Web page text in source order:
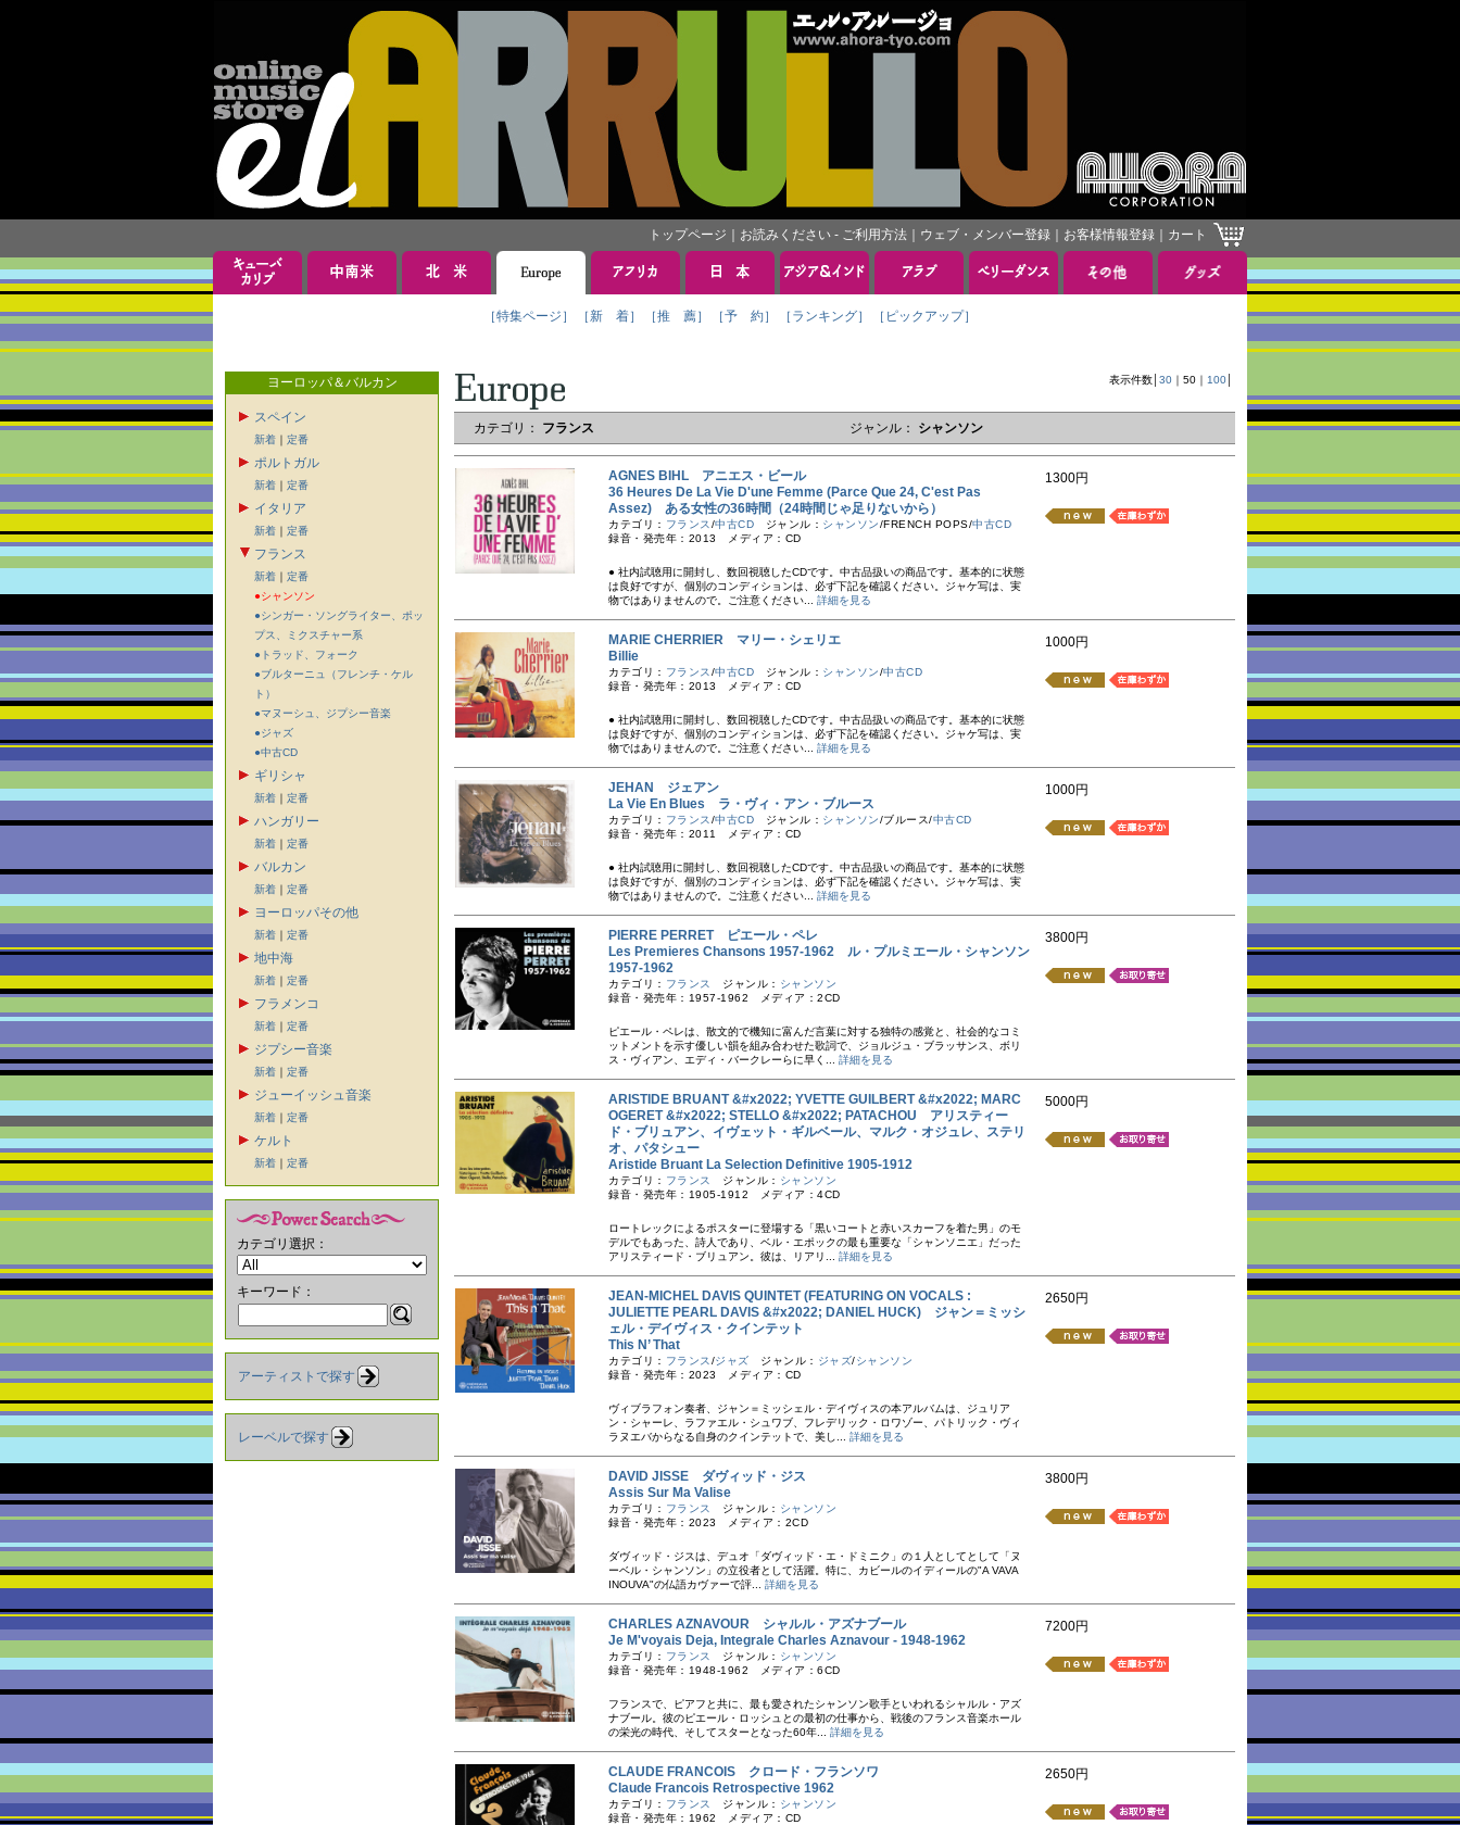
トップページ お読みください - ご利用方法 ウェブ・メンバー登録 お客様情報登録 カート
［特集ページ］ ［新 着］ ［推 薦］ ［予 約］ ［ランキング］ ［ピックアップ］
ヨーロッパ＆バルカン
スペイン
新着 ｜ 定番
ポルトガル
新着 ｜ 定番
イタリア
新着 ｜ 定番
フランス
新着 ｜ 定番
●シャンソン
●シンガー・ソングライター、ポッ
プス、ミクスチャー系
●トラッド、フォーク
●ブルターニュ（フレンチ・ケル
ト）
●マヌーシュ、ジプシー音楽
●ジャズ
●中古CD
ギリシャ
新着 ｜ 定番
ハンガリー
新着 ｜ 定番
バルカン
新着 ｜ 定番
ヨーロッパその他
新着 ｜ 定番
地中海
新着 ｜ 定番
フラメンコ
新着 ｜ 定番
ジプシー音楽
新着 ｜ 定番
ジューイッシュ音楽
新着 ｜ 定番
ケルト
新着 ｜ 定番
カテゴリ選択：
キーワード：
アーティストで探す
レーベルで探す
表示件数│ 30 ｜ 50 ｜ 100
カテゴリ： フランス ジャンル： シャンソン
AGNES BIHL アニエス・ビール
36 Heures De La Vie D'une Femme (Parce Que 24, C'est Pas
Assez) ある女性の36時間（24時間じゃ足りないから）
カテゴリ： フランス /中古CD ジャンル： シャンソン/FRENCH POPS/中古CD
録音・発売年：2013 メディア：CD
● 社内試聴用に開封し、数回視聴したCDです。中古品扱いの商品です。基本的に状態
は良好ですが、個別のコンディションは、必ず下記を確認ください。ジャケ写は、実
物ではありませんので。ご注意ください... 詳細を見る
1300円
MARIE CHERRIER マリー・シェリエ
Billie
カテゴリ： フランス /中古CD ジャンル： シャンソン/中古CD
録音・発売年：2013 メディア：CD
● 社内試聴用に開封し、数回視聴したCDです。中古品扱いの商品です。基本的に状態
は良好ですが、個別のコンディションは、必ず下記を確認ください。ジャケ写は、実
物ではありませんので。ご注意ください... 詳細を見る
1000円
JEHAN ジェアン
La Vie En Blues ラ・ヴィ・アン・ブルース
カテゴリ： フランス /中古CD ジャンル： シャンソン/ブルース/中古CD
録音・発売年：2011 メディア：CD
● 社内試聴用に開封し、数回視聴したCDです。中古品扱いの商品です。基本的に状態
は良好ですが、個別のコンディションは、必ず下記を確認ください。ジャケ写は、実
物ではありませんので。ご注意ください... 詳細を見る
1000円
PIERRE PERRET ピエール・ペレ
Les Premieres Chansons 1957-1962 ル・プルミエール・シャンソン
1957-1962
カテゴリ： フランス ジャンル： シャンソン
録音・発売年：1957-1962 メディア：2CD
ピエール・ペレは、散文的で機知に富んだ言葉に対する独特の感覚と、社会的なコミ
ットメントを示す優しい韻を組み合わせた歌詞で、ジョルジュ・ブラッサンス、ボリ
ス・ヴィアン、エディ・バークレーらに早く... 詳細を見る
3800円
ARISTIDE BRUANT &#x2022; YVETTE GUILBERT &#x2022; MARC
OGERET &#x2022; STELLO &#x2022; PATACHOU アリスティー
ド・ブリュアン、イヴェット・ギルベール、マルク・オジュレ、ステリ
オ、パタシュー
Aristide Bruant La Selection Definitive 1905-1912
カテゴリ： フランス ジャンル： シャンソン
録音・発売年：1905-1912 メディア：4CD
ロートレックによるポスターに登場する「黒いコートと赤いスカーフを着た男」のモ
デルでもあった、詩人であり、ベル・エポックの最も重要な「シャンソニエ」だった
アリスティード・ブリュアン。彼は、リアリ... 詳細を見る
5000円
JEAN-MICHEL DAVIS QUINTET (FEATURING ON VOCALS :
JULIETTE PEARL DAVIS &#x2022; DANIEL HUCK) ジャン＝ミッシ
ェル・デイヴィス・クインテット
This N’ That
カテゴリ： フランス /ジャズ ジャンル： ジャズ/シャンソン
録音・発売年：2023 メディア：CD
ヴィブラフォン奏者、ジャン＝ミッシェル・デイヴィスの本アルバムは、ジュリア
ン・シャーレ、ラファエル・シュワブ、フレデリック・ロワゾー、パトリック・ヴィ
ラヌエバからなる自身のクインテットで、美し... 詳細を見る
2650円
DAVID JISSE ダヴィッド・ジス
Assis Sur Ma Valise
カテゴリ： フランス ジャンル： シャンソン
録音・発売年：2023 メディア：2CD
ダヴィッド・ジスは、デュオ「ダヴィッド・エ・ドミニク」の１人としてとして「ヌ
ーベル・シャンソン」の立役者として活躍。特に、カビールのイディールの"A VAVA
INOUVA"の仏語カヴァーで評... 詳細を見る
3800円
CHARLES AZNAVOUR シャルル・アズナブール
Je M'voyais Deja, Integrale Charles Aznavour - 1948-1962
カテゴリ： フランス ジャンル： シャンソン
録音・発売年：1948-1962 メディア：6CD
フランスで、ピアフと共に、最も愛されたシャンソン歌手といわれるシャルル・アズ
ナブール。彼のピエール・ロッシュとの最初の仕事から、戦後のフランス音楽ホール
の栄光の時代、そしてスターとなった60年... 詳細を見る
7200円
CLAUDE FRANCOIS クロード・フランソワ
Claude Francois Retrospective 1962
カテゴリ： フランス ジャンル： シャンソン
録音・発売年：1962 メディア：CD
2650円